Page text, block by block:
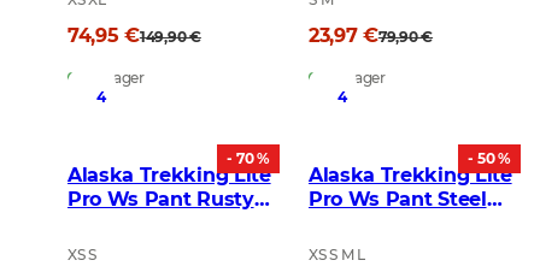
74,95 €149,90 €
Auf Lager
23,97 €79,90 €
Auf Lager
- 70 %
4
Alaska Trekking Lite
Pro Ws Pant Rusty
XS S
- 50 %
4
Alaska Trekking Lite
Pro Ws Pant Steel
XS S M L